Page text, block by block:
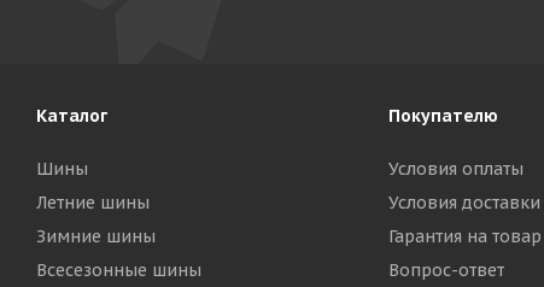
Каталог
Шины
Летние шины
Зимние шины
Всесезонные шины
Покупателю
Условия оплаты
Условия доставки
Гарантия на товар
Вопрос-ответ